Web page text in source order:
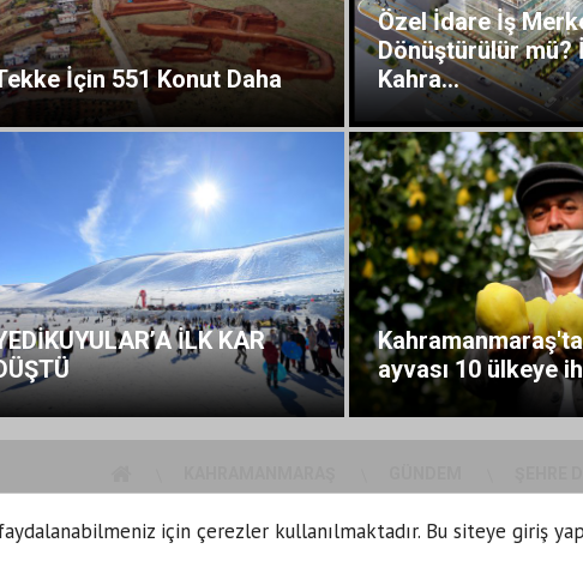
için çerezler kullanılmaktadır. Bu siteye giriş
İçin 551 Konut Daha
Özel İdare İş
Dönüştürülür mü?
Kahra...
İLK KAR
ayvası 10 ülkeye
TV 2015